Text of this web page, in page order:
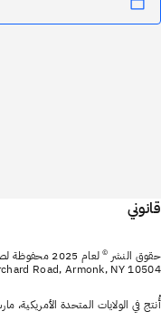
قانوني
حقوق النشر ©
Road, Armonk, NY 10504
أُنتج في الولايات المتحدة الأمريكية، مارس